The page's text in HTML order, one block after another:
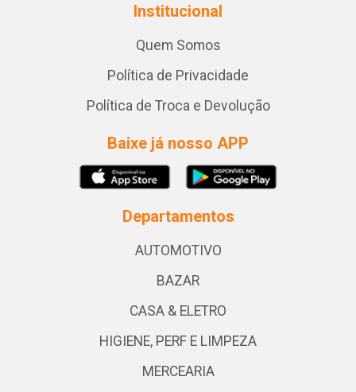
Institucional
Quem Somos
Política de Privacidade
Política de Troca e Devolução
Baixe já nosso APP
Departamentos
AUTOMOTIVO
BAZAR
CASA & ELETRO
HIGIENE, PERF E LIMPEZA
MERCEARIA